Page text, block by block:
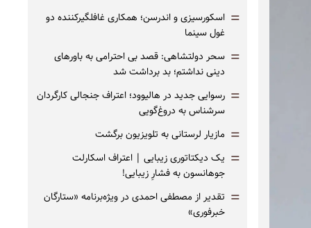
= اسکورسیزی و اندرسن؛ همکاری غافلگیرکننده دو
غول سینما
= سحر دولتشاهی: قصد بی احترامی به باورهای
دینی نداشتم؛ بد برداشت شد
= رسوایی جدید در هالیوود؛ اعتراف جنجالی کارگردان
سرشناس به دروغ‌گویی
= مازیار لرستانی به تلویزیون برگشت
= یک دیکتاتوری زیبایی | اعتراف اسکارلت
جوهانسون به فشارِ زیبایی!
= تقدیر از مصطفی احمدی در ویژه‌برنامه «ستارگان
خبرفوری»